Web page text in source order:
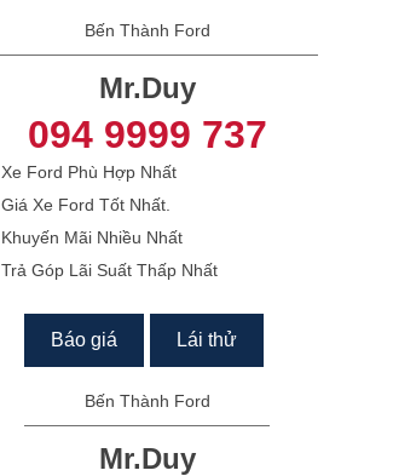
Bến Thành Ford
Mr.Duy
094 9999 737
Xe Ford Phù Hợp Nhất
Giá Xe Ford Tốt Nhất.
Khuyến Mãi Nhiều Nhất
Trả Góp Lãi Suất Thấp Nhất
Báo giá Lái thử
Bến Thành Ford
Mr.Duy